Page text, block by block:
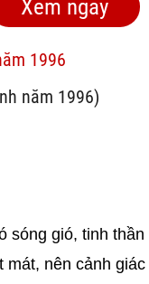
1996
năm 1996)
sóng gió, tinh
nên cảnh